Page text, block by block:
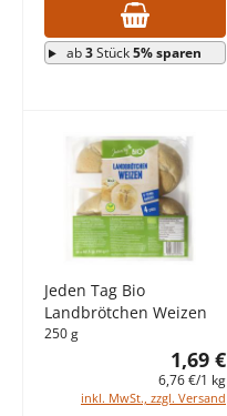
ab3Stück5% sparen
Jeden Tag Bio
Landbrötchen Weizen
250 g
1,69 €
6,76 €/1 kg
inkl. MwSt., zzgl. Versand